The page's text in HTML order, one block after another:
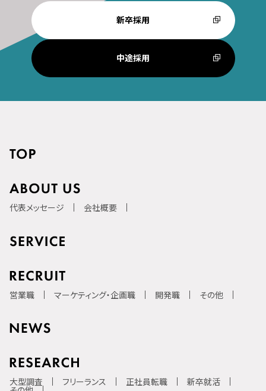
新卒採用
中途採用
代表メッセージ 会社概要
営業職 マーケティング・企画職 開発職 その他
大型調査 フリーランス 正社員転職 新卒就活